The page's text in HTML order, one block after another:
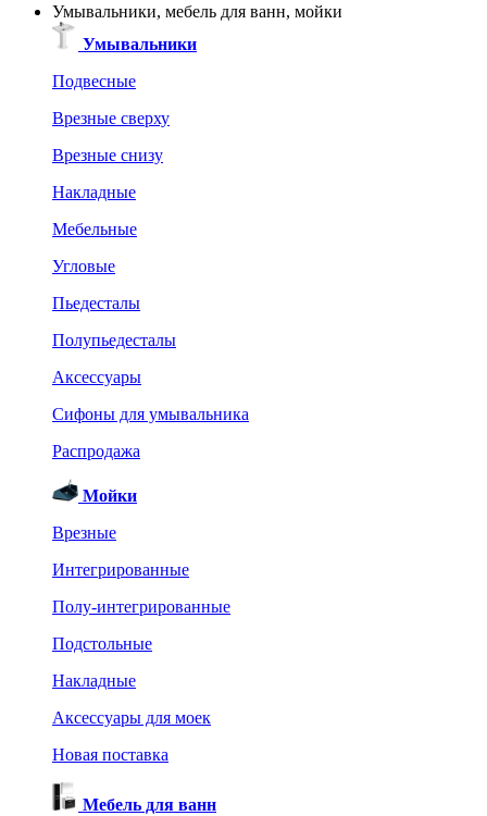
Умывальники, мебель для ванн, мойки
Умывальники
Подвесные
Врезные сверху
Врезные снизу
Накладные
Мебельные
Угловые
Пьедесталы
Полупьедесталы
Аксессуары
Сифоны для умывальника
Распродажа
Мойки
Врезные
Интегрированные
Полу-интегрированные
Подстольные
Накладные
Аксессуары для моек
Новая поставка
Мебель для ванн